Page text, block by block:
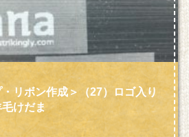
リボン作成＞（27）ロゴ入り
けだま